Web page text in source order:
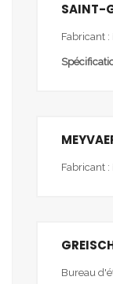
SAINT-
Fabricant
Fabricant
Bureau